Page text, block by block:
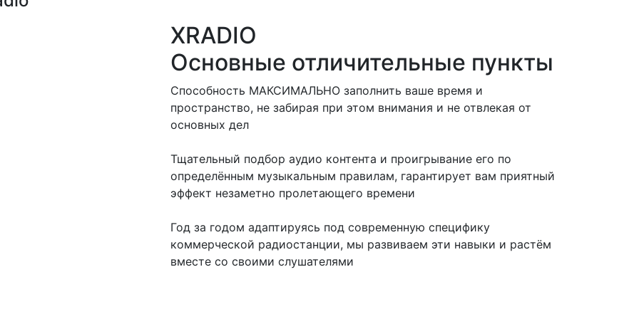
XRADIO
Основные отличительные пункты
Способность МАКСИМАЛЬНО заполнить ваше время и
пространство, не забирая при этом внимания и не отвлекая от
основных дел
Тщательный подбор аудио контента и проигрывание его по
определённым музыкальным правилам, гарантирует вам приятный
эффект незаметно пролетающего времени
Год за годом адаптируясь под современную специфику
коммерческой радиостанции, мы развиваем эти навыки и растём
вместе со своими слушателями